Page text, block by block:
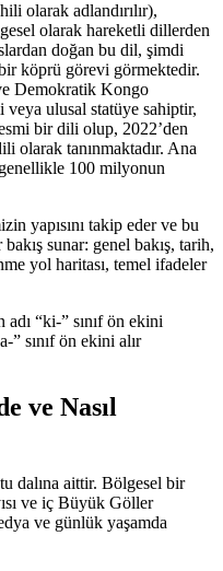
olarak adlandırılır),
olarak hareketli dillerden
doğan bu dil, şimdi
köprü görevi görmektedir.
Demokratik Kongo
ulusal statüye sahiptir,
bir dili olup, 2022’den
olarak tanınmaktadır. Ana
100 milyonun
yapısını takip eder ve bu
sunar: genel bakış, tarih,
yol haritası, temel ifadeler
“ki-” sınıf ön ekini
sınıf ön ekini alır
ve Nasıl
dalına aittir. Bölgesel bir
ve iç Büyük Göller
ve günlük yaşamda